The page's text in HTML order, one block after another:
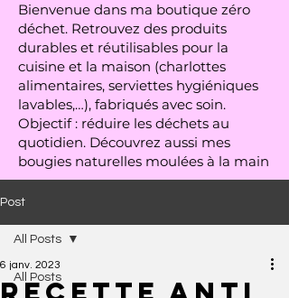
Bienvenue dans ma boutique zéro
déchet. Retrouvez des produits
durables et réutilisables pour la
cuisine et la maison (charlottes
alimentaires, serviettes hygiéniques
lavables,…), fabriqués avec soin.
Objectif : réduire les déchets au
quotidien. Découvrez aussi mes
bougies naturelles moulées à la main
Post
All Posts
All Posts
6 janv. 2023